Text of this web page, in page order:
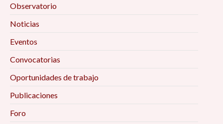
Observatorio
Noticias
Eventos
Convocatorias
Oportunidades de trabajo
Publicaciones
Foro